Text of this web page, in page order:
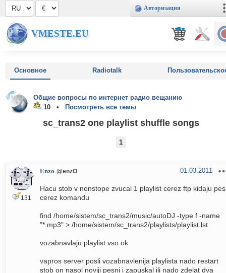
Авторизация
VMESTE.EU
Основное Radiotalk
Общие вопросы по интернет радио вещанию
10 •
Посмотреть все темы
sc_trans2 one playlist shuffle songs
1
131
Enzo @enzO 01.03.2011
Hacu stob v nonstope zvucal 1 playlist cerez ftp kidaju
cerez komandu
find /home/sistem/sc_trans2/music/autoDJ -type f -name
"*.mp3" > /home/sistem/sc_trans2/playlists/playlist.lst
vozabnavlaju playlist vso ok
vapros server posli vozabnavlenija playlista nado restart
stob on nasol noviji pesni i zapuskal ili nado zdelat dva